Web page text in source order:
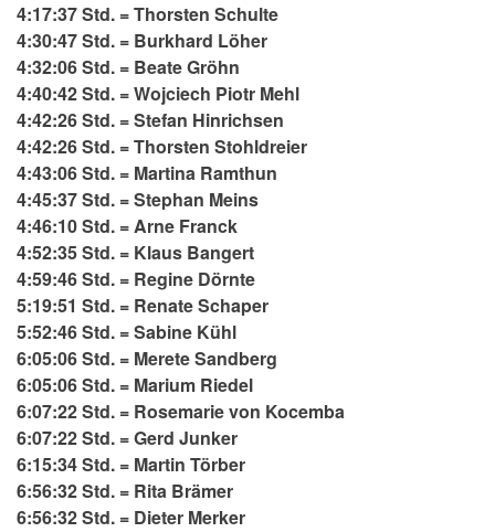
4:17:37 Std. = Thorsten Schulte
4:30:47 Std. = Burkhard Löher
4:32:06 Std. = Beate Gröhn
4:40:42 Std. = Wojciech Piotr Mehl
4:42:26 Std. = Stefan Hinrichsen
4:42:26 Std. = Thorsten Stohldreier
4:43:06 Std. = Martina Ramthun
4:45:37 Std. = Stephan Meins
4:46:10 Std. = Arne Franck
4:52:35 Std. = Klaus Bangert
4:59:46 Std. = Regine Dörnte
5:19:51 Std. = Renate Schaper
5:52:46 Std. = Sabine Kühl
6:05:06 Std. = Merete Sandberg
6:05:06 Std. = Marium Riedel
6:07:22 Std. = Rosemarie von Kocemba
6:07:22 Std. = Gerd Junker
6:15:34 Std. = Martin Törber
6:56:32 Std. = Rita Brämer
6:56:32 Std. = Dieter Merker